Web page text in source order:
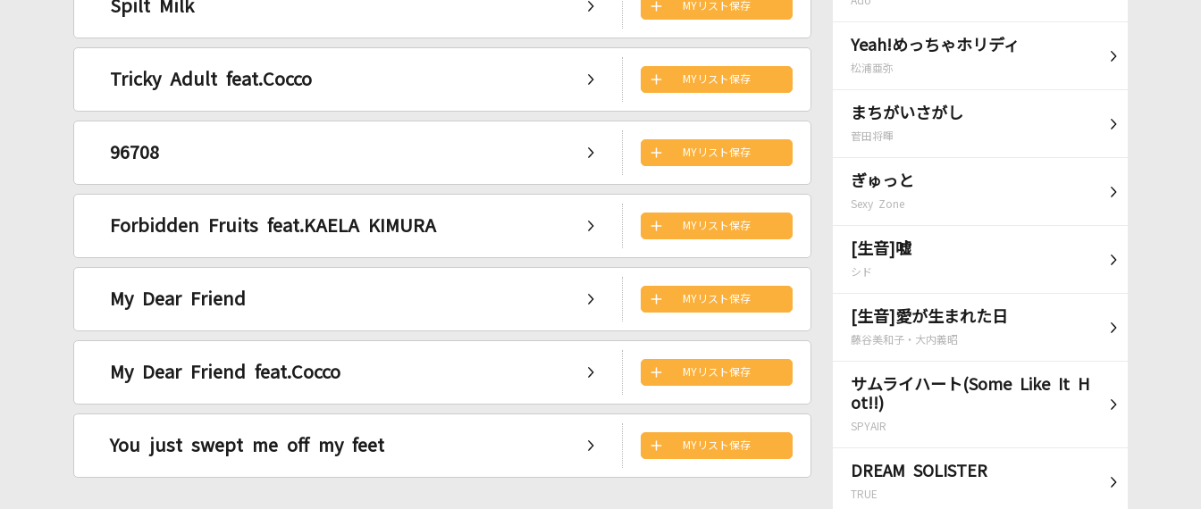
Yeah!めっちゃホリディ
松浦亜弥
まちがいさがし
菅田将暉
ぎゅっと
Sexy Zone
[生音]嘘
シド
[生音]愛が生まれた日
藤谷美和子・大内義昭
サムライハート(Some Like It H
ot!!)
SPYAIR
DREAM SOLISTER
TRUE
Spilt Milk MYリスト保存
Tricky Adult feat.Cocco MYリスト保存
96708 MYリスト保存
Forbidden Fruits feat.KAELA KIMURA MYリスト保存
My Dear Friend MYリスト保存
My Dear Friend feat.Cocco MYリスト保存
You just swept me off my feet MYリスト保存